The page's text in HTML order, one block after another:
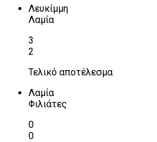
Λευκίμμη
Λαμία
3
2
Τελικό αποτέλεσμα
Λαμία
Φιλιάτες
0
0